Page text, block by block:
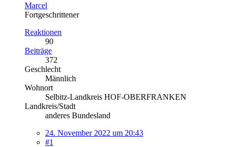
Marcel
Fortgeschrittener
Reaktionen
90
Beiträge
372
Geschlecht
Männlich
Wohnort
Selbitz-Landkreis HOF-OBERFRANKEN
Landkreis/Stadt
anderes Bundesland
24. November 2022 um 20:43
#1